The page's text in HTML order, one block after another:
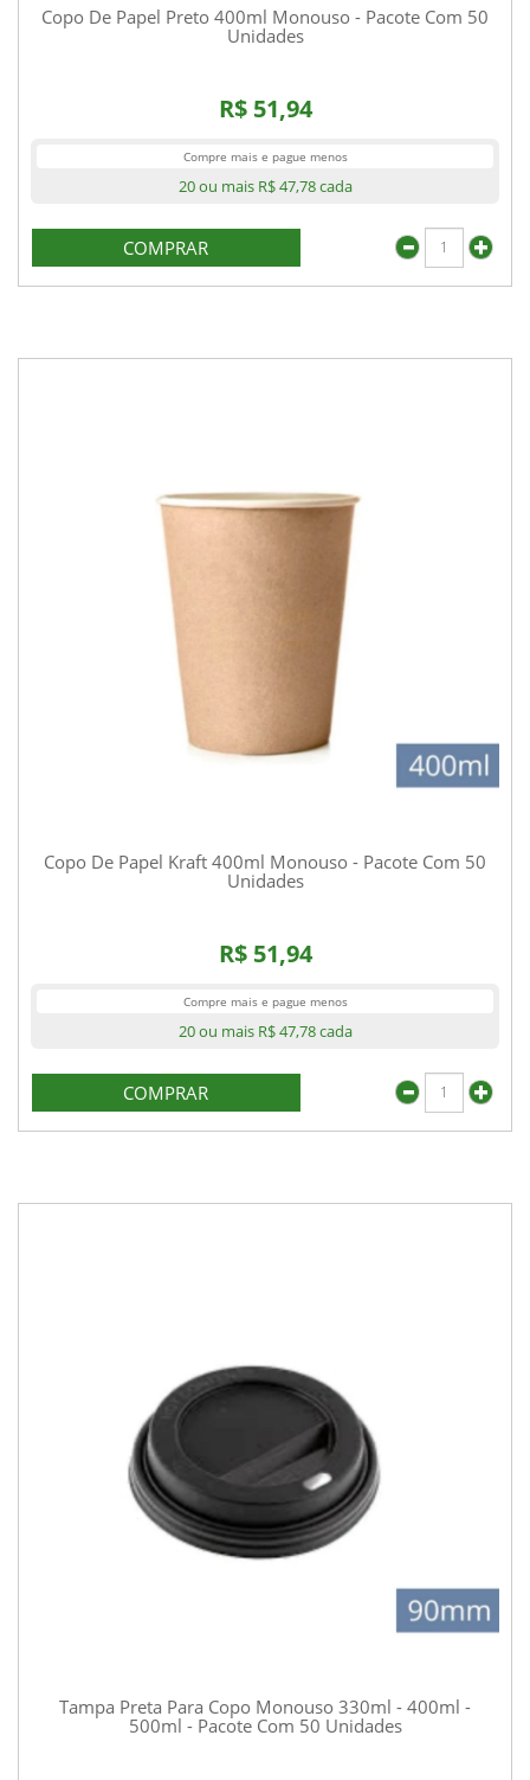
Copo De Papel Preto 400ml Monouso - Pacote Com 50
Unidades
R$ 51,94
Compre mais e pague menos
20 ou mais R$ 47,78cada
COMPRAR
Copo De Papel Kraft 400ml Monouso - Pacote Com 50
Unidades
R$ 51,94
Compre mais e pague menos
20 ou mais R$ 47,78cada
COMPRAR
Tampa Preta Para Copo Monouso 330ml - 400ml -
500ml - Pacote Com 50 Unidades